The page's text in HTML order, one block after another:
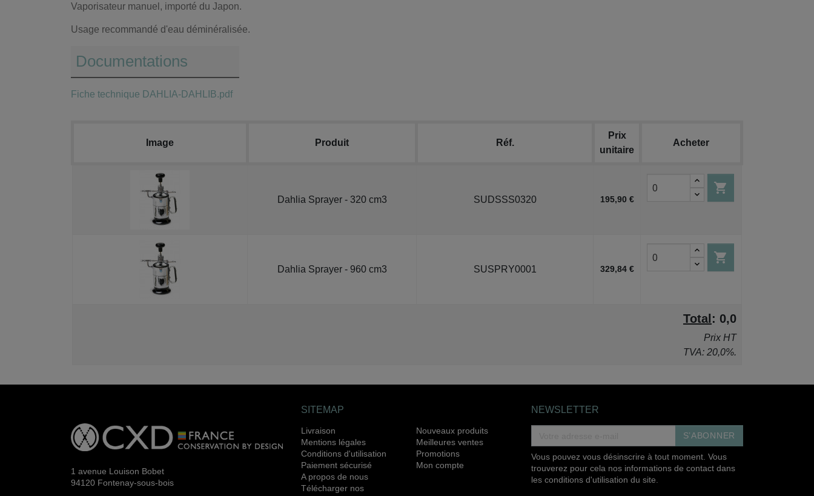
Vaporisateur manuel, importé du Japon.
Usage recommandé d'eau déminéralisée.
Documentations
Fiche technique DAHLIA-DAHLIB.pdf
Image Produit Réf.
Prix
unitaire
Acheter
Dahlia Sprayer - 320 cm3 SUDSSS0320 195,90 €

Dahlia Sprayer - 960 cm3 SUSPRY0001 329,84 €

Total : 0,0
Prix HT
TVA: 20,0%.
1 avenue Louison Bobet
94120 Fontenay-sous-bois
SITEMAP
Livraison
Mentions légales
Conditions d'utilisation
Paiement sécurisé
A propos de nous
Télécharger nos
Nouveaux produits
Meilleures ventes
Promotions
Mon compte
NEWSLETTER
S’ABONNER
Vous pouvez vous désinscrire à tout moment. Vous
trouverez pour cela nos informations de contact dans
les conditions d'utilisation du site.